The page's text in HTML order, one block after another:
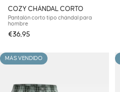
COZY CHÁNDAL CORTO
Pantalón corto tipo chándal para
hombre
€36,95
MÁS VENDIDO